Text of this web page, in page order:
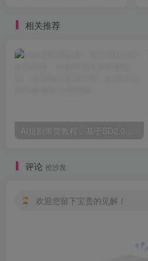
相关推荐
评论 抢沙发
欢迎您留下宝贵的见解！